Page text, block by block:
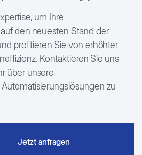
um Ihre
den neuesten Stand der
profitieren Sie von erhöhter
Kontaktieren Sie uns
über unsere
zu
Jetzt anfragen